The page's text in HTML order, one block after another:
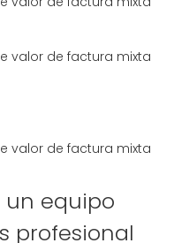
un equipo
profesional